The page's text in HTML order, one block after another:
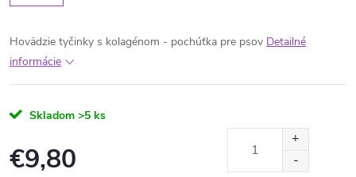
Hovädzie tyčinky s kolagénom - pochúťka pre psov Detailné
informácie
Skladom >5 ks
€9,80